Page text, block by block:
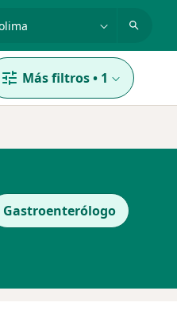
Más filtros• 1
Gastroenterólogo